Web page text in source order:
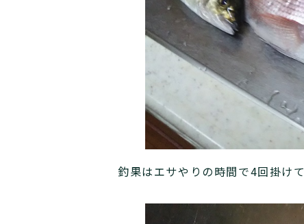
釣果はエサやりの時間で4回掛け